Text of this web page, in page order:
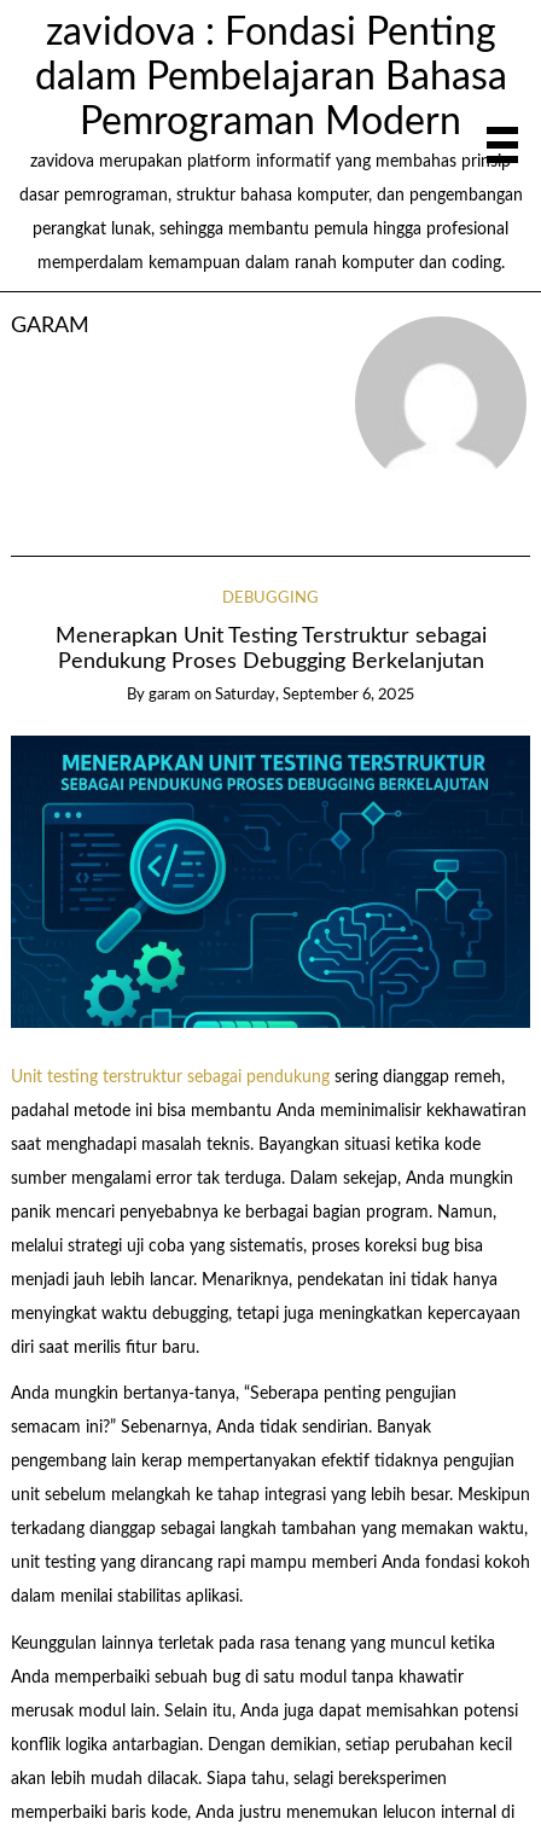
zavidova : Fondasi Penting
dalam Pembelajaran Bahasa
Pemrograman Modern
zavidova merupakan platform informatif yang membahas prinsip
dasar pemrograman, struktur bahasa komputer, dan pengembangan
perangkat lunak, sehingga membantu pemula hingga profesional
memperdalam kemampuan dalam ranah komputer dan coding.
GARAM
DEBUGGING
Menerapkan Unit Testing Terstruktur sebagai
Pendukung Proses Debugging Berkelanjutan
By garam on Saturday, September 6, 2025
Unit testing terstruktur sebagai pendukungsering dianggap remeh,
padahal metode ini bisa membantu Anda meminimalisir kekhawatiran
saat menghadapi masalah teknis. Bayangkan situasi ketika kode
sumber mengalami error tak terduga. Dalam sekejap, Anda mungkin
panik mencari penyebabnya ke berbagai bagian program. Namun,
melalui strategi uji coba yang sistematis, proses koreksi bug bisa
menjadi jauh lebih lancar. Menariknya, pendekatan ini tidak hanya
menyingkat waktu debugging, tetapi juga meningkatkan kepercayaan
diri saat merilis fitur baru.
Anda mungkin bertanya-tanya, “Seberapa penting pengujian
semacam ini?” Sebenarnya, Anda tidak sendirian. Banyak
pengembang lain kerap mempertanyakan efektif tidaknya pengujian
unit sebelum melangkah ke tahap integrasi yang lebih besar. Meskipun
terkadang dianggap sebagai langkah tambahan yang memakan waktu,
unit testing yang dirancang rapi mampu memberi Anda fondasi kokoh
dalam menilai stabilitas aplikasi.
Keunggulan lainnya terletak pada rasa tenang yang muncul ketika
Anda memperbaiki sebuah bug di satu modul tanpa khawatir
merusak modul lain. Selain itu, Anda juga dapat memisahkan potensi
konflik logika antarbagian. Dengan demikian, setiap perubahan kecil
akan lebih mudah dilacak. Siapa tahu, selagi bereksperimen
memperbaiki baris kode, Anda justru menemukan lelucon internal di